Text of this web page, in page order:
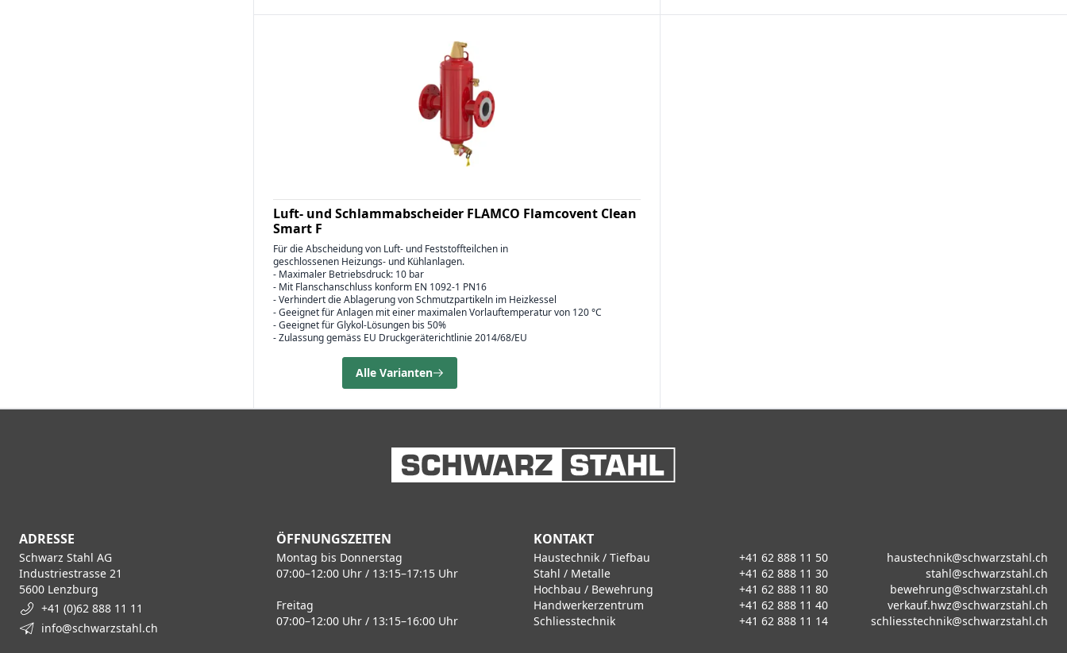
Luft- und Schlammabscheider FLAMCO Flamcovent Clean
Smart F
Für die Abscheidung von Luft- und Feststoffteilchen in
geschlossenen Heizungs- und Kühlanlagen.
- Maximaler Betriebsdruck: 10 bar
- Mit Flanschanschluss konform EN 1092-1 PN16
- Verhindert die Ablagerung von Schmutzpartikeln im Heizkessel
- Geeignet für Anlagen mit einer maximalen Vorlauftemperatur von 120 °C
- Geeignet für Glykol-Lösungen bis 50%
- Zulassung gemäss EU Druckgeräterichtlinie 2014/68/EU
Alle Varianten
ADRESSE
Schwarz Stahl AG
Industriestrasse 21
5600 Lenzburg
+41 (0)62 888 11 11
info@schwarzstahl.ch
ÖFFNUNGSZEITEN
Montag bis Donnerstag
07:00–12:00 Uhr / 13:15–17:15 Uhr
Freitag
07:00–12:00 Uhr / 13:15–16:00 Uhr
KONTAKT
Haustechnik / Tiefbau +41 62 888 11 50
haustechnik@schwarzstahl.ch
Stahl / Metalle
+41 62 888 11 30
stahl@schwarzstahl.ch
Hochbau / Bewehrung
+41 62 888 11 80
bewehrung@schwarzstahl.ch
Handwerkerzentrum
+41 62 888 11 40
verkauf.hwz@schwarzstahl.ch
Schliesstechnik
+41 62 888 11 14 schliesstechnik@schwarzstahl.ch